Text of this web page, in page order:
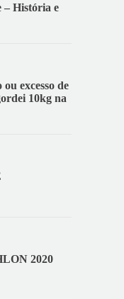
– História e
ou excesso de
10kg na
2020